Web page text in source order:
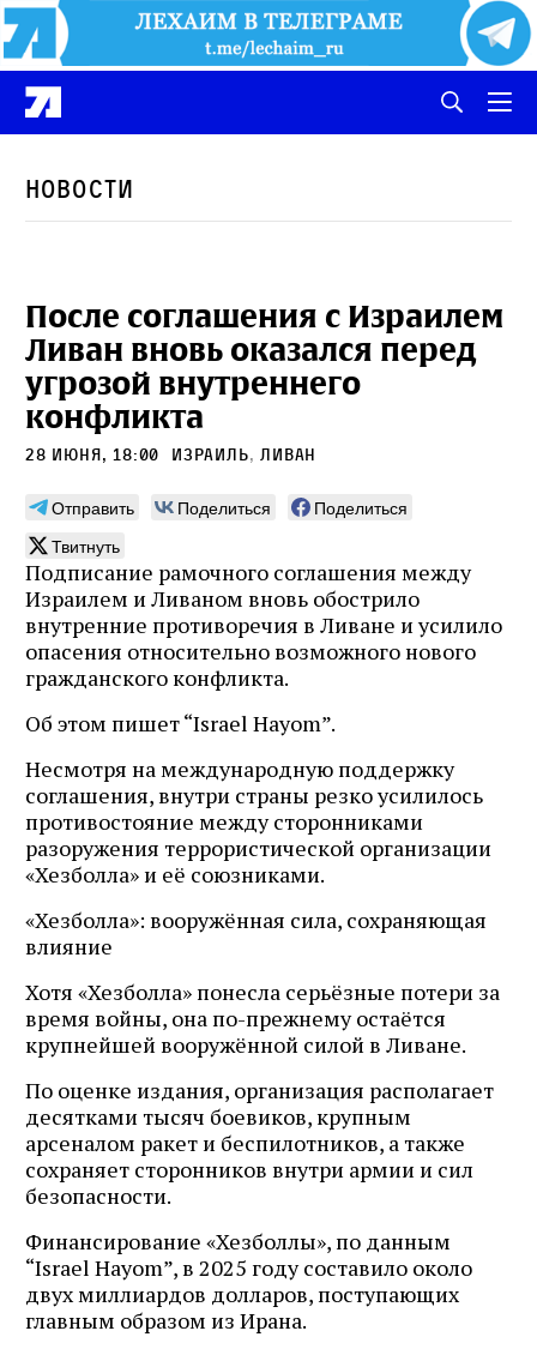
Новости
После соглашения с Израилем
Ливан вновь оказался перед
угрозой внутреннего
конфликта
28 июня, 18:00 Израиль, Ливан
Отправить Поделиться
Поделиться
Твитнуть
Подписание рамочного соглашения между
Израилем и Ливаном вновь обострило
внутренние противоречия в Ливане и усилило
опасения относительно возможного нового
гражданского конфликта.
Об этом пишет “Israel Hayom”.
Несмотря на международную поддержку
соглашения, внутри страны резко усилилось
противостояние между сторонниками
разоружения террористической организации
«Хезболла» и её союзниками.
«Хезболла»: вооружённая сила, сохраняющая
влияние
Хотя «Хезболла» понесла серьёзные потери за
время войны, она по-прежнему остаётся
крупнейшей вооружённой силой в Ливане.
По оценке издания, организация располагает
десятками тысяч боевиков, крупным
арсеналом ракет и беспилотников, а также
сохраняет сторонников внутри армии и сил
безопасности.
Финансирование «Хезболлы», по данным
“Israel Hayom”, в 2025 году составило около
двух миллиардов долларов, поступающих
главным образом из Ирана.